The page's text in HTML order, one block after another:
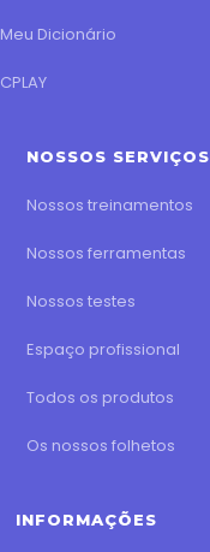
Meu Dicionário
CPLAY
NOSSOS SERVIÇOS
Nossos treinamentos
Nossos ferramentas
Nossos testes
Espaço profissional
Todos os produtos
Os nossos folhetos
INFORMAÇÕES